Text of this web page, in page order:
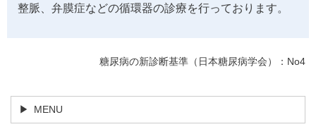
整脈、弁膜症などの循環器の診療を行っております。
糖尿病の新診断基準（日本糖尿病学会）：No4
MENU